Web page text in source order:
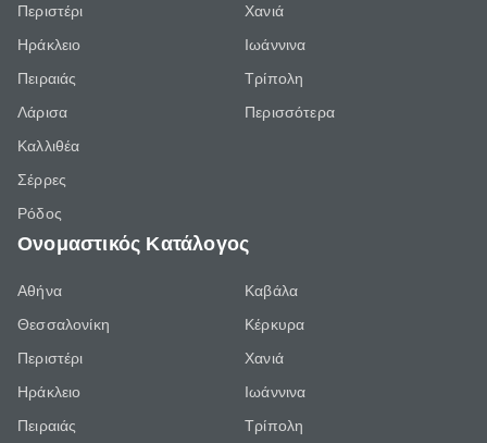
Περιστέρι
Ηράκλειο
Πειραιάς
Λάρισα
Καλλιθέα
Σέρρες
Ρόδος
Χανιά
Ιωάννινα
Τρίπολη
Περισσότερα
Ονομαστικός Κατάλογος
Αθήνα
Θεσσαλονίκη
Περιστέρι
Ηράκλειο
Πειραιάς
Καβάλα
Κέρκυρα
Χανιά
Ιωάννινα
Τρίπολη